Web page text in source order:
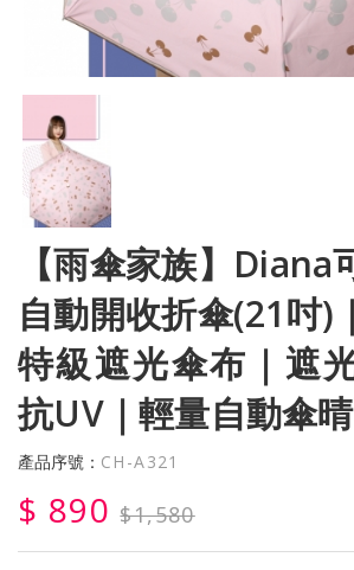
【雨傘家族】Diana
自動開收折傘(21吋)
特級遮光傘布｜遮
抗UV｜輕量自動傘
產品序號： CH-A321
$ 890$1,580